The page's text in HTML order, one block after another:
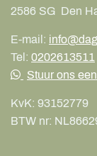
2586 SG Den
E-mail:
Tel: 0202613511
Stuur ons
KvK: 93152779
BTW nr: